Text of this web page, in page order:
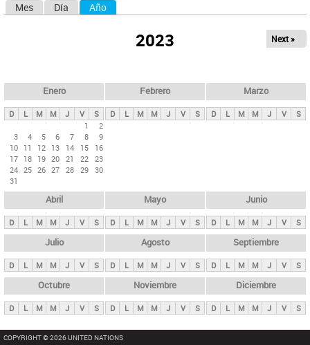
ds
p
n
c
i
p
l
e
s
Mes Día Año
2023 Next »
Enero
D L M M J V
S
1
2
3
4 5 6 7 8
9
10 11 12 13 14 15
16
17 18 19 20 21 22 23
24 25 26 27 28 29 30
31
Febrero
D L M M J V S
Marzo
D L M M J V S
Abril
D L M M J V S
Mayo
D L M M J V S
Junio
D L M M J V S
Julio
D L M M J V S
Agosto
D L M M J V S
Septiembre
D L M M J V S
Octubre
D L M M J V S
Noviembre
D L M M J V S
Diciembre
D L M M J V S
COPYRIGHT © 2026 UNITED NATIONS